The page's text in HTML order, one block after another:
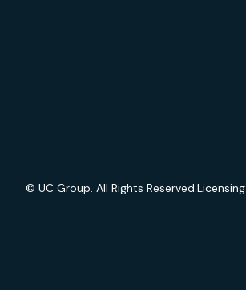
© UC Group. All Rights Reserved.Licensing